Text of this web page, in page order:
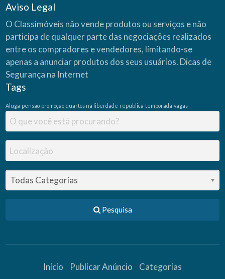
Aviso Legal
O Classimóveis não vende produtos ou serviços e não
participa de qualquer parte das negociações realizados
entre os compradores e vendedores, limitando-se
apenas a anunciar produtos dos seus usuários. Dicas de
Segurança na Internet
Tags
Aluga pensao promoção quartos na liberdade republica temporada vagas
Pesquisa
Início Publicar Anúncio Categorias